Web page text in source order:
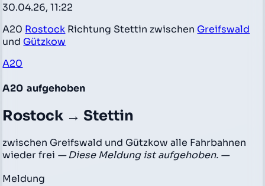
30.04.26, 11:22
A20 Rostock Richtung Stettin zwischen Greifswald
und Gützkow
A20
A20 aufgehoben
Rostock → Stettin
zwischen Greifswald und Gützkow alle Fahrbahnen
wieder frei — Diese Meldung ist aufgehoben. —
Meldung